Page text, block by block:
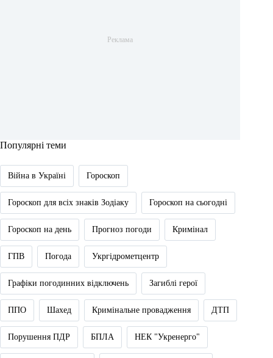
Популярні теми
Війна в Україні Гороскоп
Гороскоп для всіх знаків Зодіаку Гороскоп на сьогодні
Гороскоп на день Прогноз погоди Кримінал
ГПВ Погода Укргідрометцентр
Графіки погодинних відключень Загиблі герої
ППО Шахед Кримінальне провадження ДТП
Порушення ПДР БПЛА НЕК "Укренерго"